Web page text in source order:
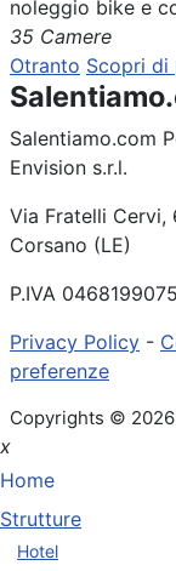
noleggio bike e
35 Camere
Otranto Scopri di
Salentiamo.com
Envision s.r.l.
Via Fratelli
Corsano (LE)
P.IVA
Privacy Policy -
preferenze
Copyrights ©
x
Home
Strutture
Hotel